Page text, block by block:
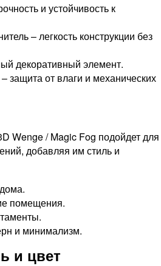
и устойчивость к
– легкость конструкции без
декоративный элемент.
защита от влаги и механических
Wenge / Magic Fog подойдет для
добавляя им стиль и
помещения.
и минимализм.
и цвет